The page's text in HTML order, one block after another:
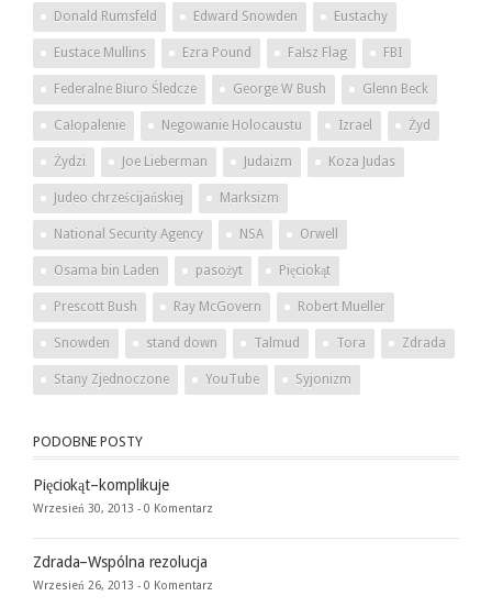
Donald Rumsfeld Edward Snowden Eustachy
Eustace Mullins Ezra Pound Fałsz Flag FBI
Federalne Biuro Śledcze George W Bush Glenn Beck
Całopalenie Negowanie Holocaustu Izrael Żyd
Żydzi Joe Lieberman Judaizm Koza Judas
Judeo chrześcijańskiej Marksizm
National Security Agency NSA Orwell
Osama bin Laden pasożyt Pięciokąt
Prescott Bush Ray McGovern Robert Mueller
Snowden stand down Talmud Tora Zdrada
Stany Zjednoczone YouTube Syjonizm
PODOBNE POSTY
Pięciokąt–komplikuje
Wrzesień 30, 2013 - 0 Komentarz
Zdrada–Wspólna rezolucja
Wrzesień 26, 2013 - 0 Komentarz